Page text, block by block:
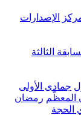
الإصدارات
الثالثة
جمادى الأولى
المعظّم رمضان
الحجة